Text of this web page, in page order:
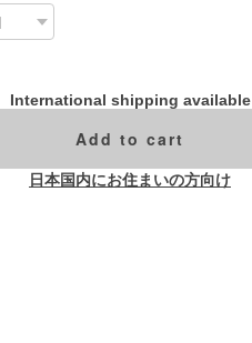
International shipping available
Add to cart
日本国内にお住まいの方向け